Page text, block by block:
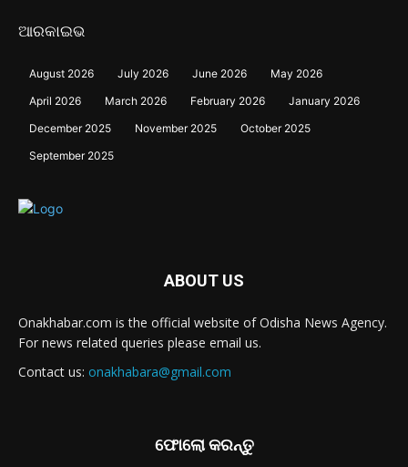
ଆରକାଇଭ
August 2026 July 2026 June 2026
May 2026
April 2026
March 2026 February 2026
January 2026
December 2025
November 2025
October 2025
September 2025
ABOUT US
Onakhabar.com is the official website of Odisha News Agency.
For news related queries please email us.
Contact us: onakhabara@gmail.com
ଫୋଲୋ କରନ୍ତୁ